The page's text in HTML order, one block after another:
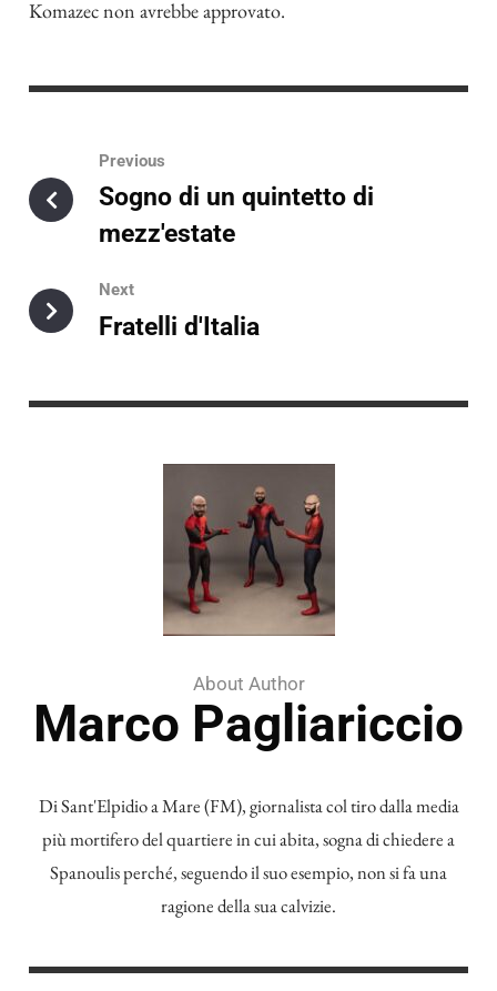
Komazec non avrebbe approvato.
Previous
Sogno di un quintetto di
mezz'estate
Next
Fratelli d'Italia
About Author
Marco Pagliariccio
Di Sant'Elpidio a Mare (FM), giornalista col tiro dalla media
più mortifero del quartiere in cui abita, sogna di chiedere a
Spanoulis perché, seguendo il suo esempio, non si fa una
ragione della sua calvizie.